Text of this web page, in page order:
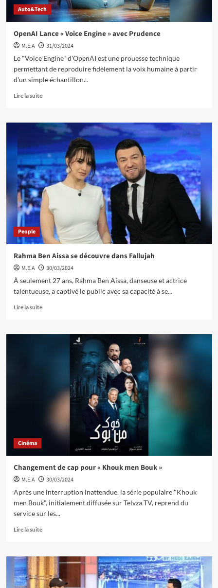
Auto&Tech
OpenAI Lance « Voice Engine » avec Prudence
M.E.A
31/03/2024
Le "Voice Engine" d'OpenAI est une prouesse technique
permettant de reproduire fidèlement la voix humaine à partir
d'un simple échantillon...
Lire la suite
People
Rahma Ben Aissa se découvre dans Fallujah
M.E.A
30/03/2024
À seulement 27 ans, Rahma Ben Aissa, danseuse et actrice
talentueuse, a captivé le public avec sa capacité à se...
Lire la suite
Cinéma
Changement de cap pour « Khouk men Bouk »
M.E.A
30/03/2024
Après une interruption inattendue, la série populaire "Khouk
men Bouk", initialement diffusée sur Telvza TV, reprend du
service sur les...
Lire la suite